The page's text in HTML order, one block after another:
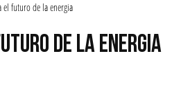
el futuro de la energia
DE LA ENERGIA